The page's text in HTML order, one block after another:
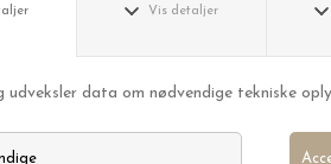
Opvaskemiddel 03, Citrongræs og Nælde